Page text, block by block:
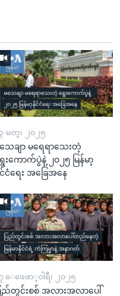
မတ္၊ ၂၀၂၅
ေချာ မရေရာသေးတဲ့
းကောက်ပွဲနဲ့ ၂၀၂၅ မြန်မာ့
ငံရေး အခြေအနေ
ေဖေဖာ္၀ါရီ၊ ၂၀၂၅
ည်တွင်းစစ် အလားအလာပေါ်